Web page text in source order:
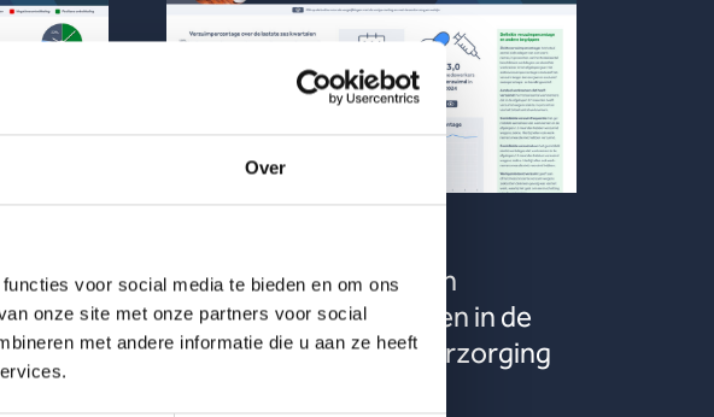
Over
voor social media te bieden en om ons
onze site met onze partners voor social
met andere informatie die u aan ze heeft
en
Infographic: verzuim en
arbeidsomstandigheden in de
branche verpleging, verzorging